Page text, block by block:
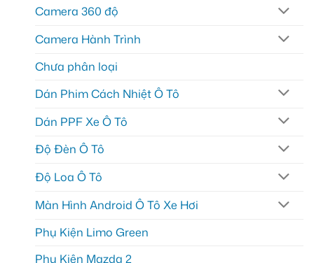
Camera 360 độ
Camera Hành Trình
Chưa phân loại
Dán Phim Cách Nhiệt Ô Tô
Dán PPF Xe Ô Tô
Độ Đèn Ô Tô
Độ Loa Ô Tô
Màn Hình Android Ô Tô Xe Hơi
Phụ Kiện Limo Green
Phụ Kiện Mazda 2